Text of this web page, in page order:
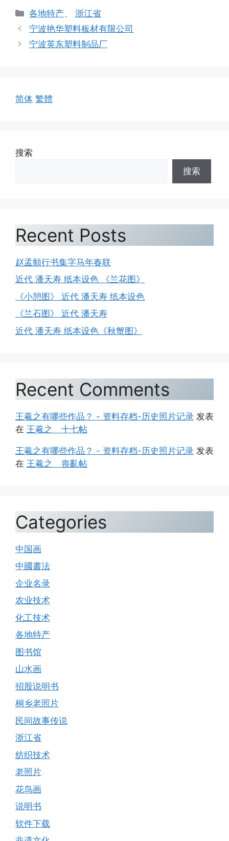
分
类
各地特产、浙江省
宁波艳华塑料板材有限公司
宁波英东塑料制品厂
简体 繁體
搜索
搜索
Recent Posts
赵孟頫行书集字马年春联
近代 潘天寿 纸本设色 《兰花图》
《小憩图》 近代 潘天寿 纸本设色
《兰石图》 近代 潘天寿
近代 潘天寿 纸本设色《秋蟹图》
Recent Comments
王羲之有哪些作品？ - 资料存档-历史照片记录 发表
在 王羲之 十七帖
王羲之有哪些作品？ - 资料存档-历史照片记录 发表
在 王羲之 喪亂帖
Categories
中国画
中國書法
企业名录
农业技术
化工技术
各地特产
图书馆
山水画
招股说明书
桐乡老照片
民间故事传说
浙江省
纺织技术
老照片
花鸟画
说明书
软件下载